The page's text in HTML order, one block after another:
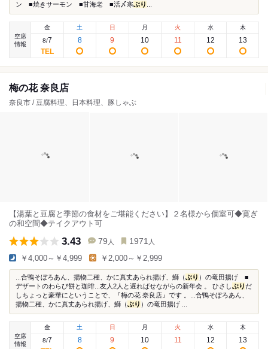
ン ■焼きサーモン ■甘海老 ■活〆寒ぶり
空席
情報
金
8/7
土
8
日
9
月
10
火
11
水
12
木
13
梅の花 奈良店
奈良市 / 豆腐料理、日本料理、豚しゃぶ
【湯葉と豆腐と季節の食材をご堪能ください】２名様から個室可◆寛ぎ
の和空間◆テイクアウト可
3.43 79 人 1971 人
￥4,000～￥4,999 ￥2,000～￥2,999
...合鴨そぼろあん、揚物二種、かに真丈あられ揚げ、鰤（ぶり ）の竜田揚げ ■
デザートのわらび餅と珈琲...友人2人と遅ればせながらの新年会 。 ひさしぶりだ
しちょっと豪華にということで、『梅の花 奈良店』です 。...合鴨そぼろあん、
揚物二種、かに真丈あられ揚げ、鰤（ぶり ）の竜田揚げ ...
空席
情報
金
8/7
土
8
日
9
月
10
火
11
水
12
木
13